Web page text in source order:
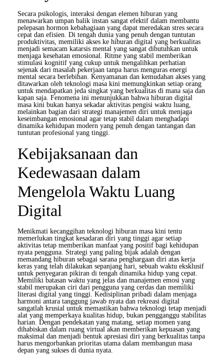
Secara psikologis, interaksi dengan elemen hiburan yang
menawarkan umpan balik instan sangat efektif dalam membantu
pelepasan hormon kebahagiaan yang dapat meredakan stres secara
cepat dan efisien. Di tengah dunia yang penuh dengan tuntutan
produktivitas, memiliki akses ke hiburan digital yang berkualitas
menjadi semacam katarsis mental yang sangat dibutuhkan untuk
menjaga kesehatan emosional. Ritme yang stabil memberikan
stimulasi kognitif yang cukup untuk mengalihkan perhatian
sejenak dari masalah pekerjaan tanpa harus menguras energi
mental secara berlebihan. Kenyamanan dan kemudahan akses yang
ditawarkan oleh teknologi masa kini memungkinkan setiap orang
untuk mendapatkan jeda singkat yang berkualitas di mana saja dan
kapan saja. Fenomena ini menunjukkan bahwa hiburan digital
masa kini bukan hanya sekadar aktivitas pengisi waktu luang,
melainkan bagian dari strategi manajemen diri untuk menjaga
keseimbangan emosional agar tetap stabil dalam menghadapi
dinamika kehidupan modern yang penuh dengan tantangan dan
tuntutan profesional yang tinggi.
Kebijaksanaan dan
Kedewasaan dalam
Mengelola Waktu Luang
Digital
Menikmati kecanggihan teknologi hiburan masa kini tentu
memerlukan tingkat kesadaran diri yang tinggi agar setiap
aktivitas tetap memberikan manfaat yang positif bagi kehidupan
nyata pengguna. Strategi yang paling bijak adalah dengan
memandang hiburan sebagai sarana penghargaan diri atas kerja
keras yang telah dilakukan sepanjang hari, sebuah waktu eksklusif
untuk penyegaran pikiran di tengah dinamika hidup yang cepat.
Memiliki batasan waktu yang jelas dan manajemen emosi yang
stabil merupakan ciri dari pengguna yang cerdas dan memiliki
literasi digital yang tinggi. Kedisiplinan pribadi dalam menjaga
harmoni antara tanggung jawab nyata dan rekreasi digital
sangatlah krusial untuk memastikan bahwa teknologi tetap menjadi
alat yang memperkaya kualitas hidup, bukan pengganggu stabilitas
harian. Dengan pendekatan yang matang, setiap momen yang
dihabiskan dalam ruang virtual akan memberikan kepuasan yang
maksimal dan menjadi bentuk apresiasi diri yang berkualitas tanpa
harus mengorbankan prioritas utama dalam membangun masa
depan yang sukses di dunia nyata.